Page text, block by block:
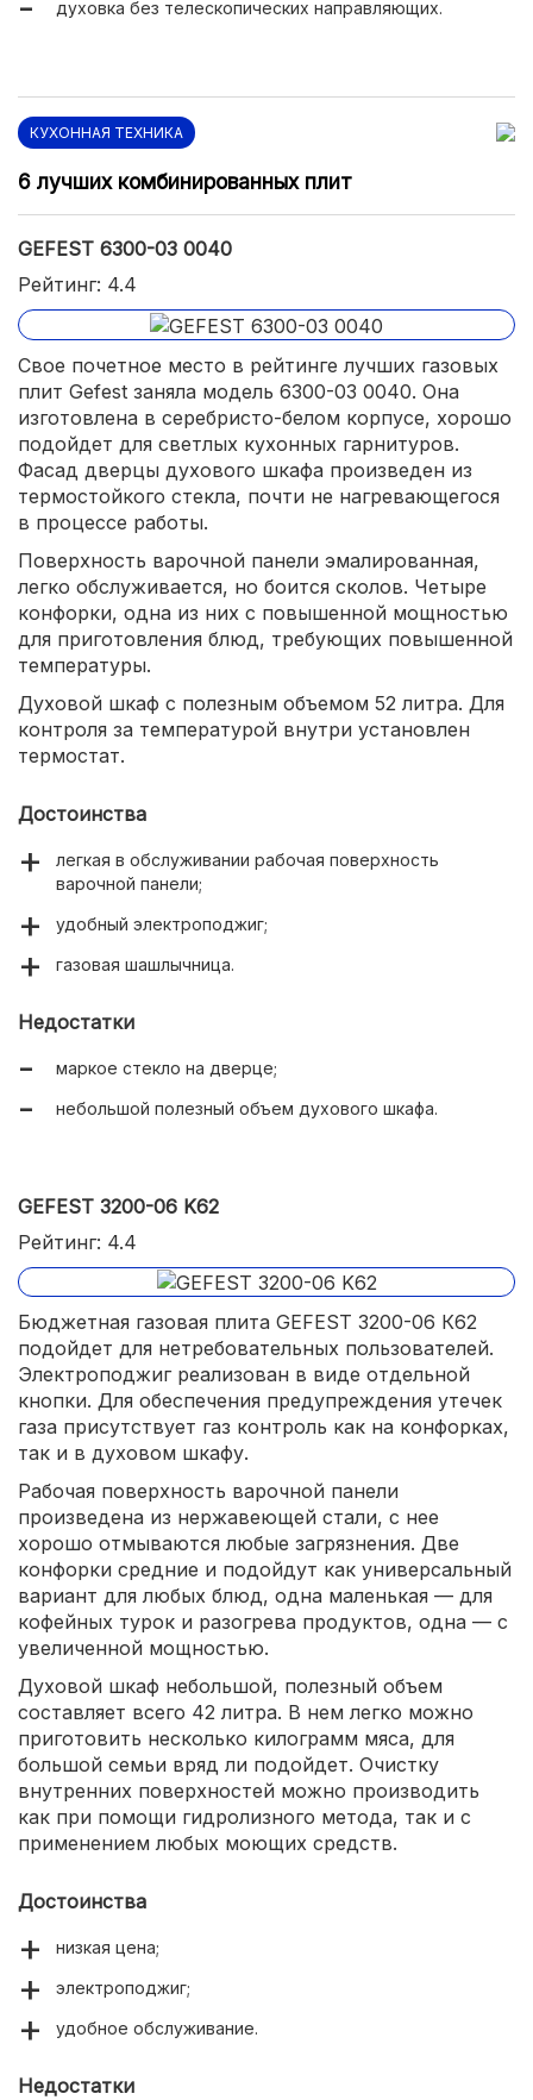
духовка без телескопических направляющих.
КУХОННАЯ ТЕХНИКА
6 лучших комбинированных плит
GEFEST 6300-03 0040
Рейтинг: 4.4
Свое почетное место в рейтинге лучших газовых
плит Gefest заняла модель 6300-03 0040. Она
изготовлена в серебристо-белом корпусе, хорошо
подойдет для светлых кухонных гарнитуров.
Фасад дверцы духового шкафа произведен из
термостойкого стекла, почти не нагревающегося
в процессе работы.
Поверхность варочной панели эмалированная,
легко обслуживается, но боится сколов. Четыре
конфорки, одна из них с повышенной мощностью
для приготовления блюд, требующих повышенной
температуры.
Духовой шкаф с полезным объемом 52 литра. Для
контроля за температурой внутри установлен
термостат.
Достоинства
легкая в обслуживании рабочая поверхность
варочной панели;
удобный электроподжиг;
газовая шашлычница.
Недостатки
маркое стекло на дверце;
небольшой полезный объем духового шкафа.
GEFEST 3200-06 K62
Рейтинг: 4.4
Бюджетная газовая плита GEFEST 3200-06 К62
подойдет для нетребовательных пользователей.
Электроподжиг реализован в виде отдельной
кнопки. Для обеспечения предупреждения утечек
газа присутствует газ контроль как на конфорках,
так и в духовом шкафу.
Рабочая поверхность варочной панели
произведена из нержавеющей стали, с нее
хорошо отмываются любые загрязнения. Две
конфорки средние и подойдут как универсальный
вариант для любых блюд, одна маленькая — для
кофейных турок и разогрева продуктов, одна — с
увеличенной мощностью.
Духовой шкаф небольшой, полезный объем
составляет всего 42 литра. В нем легко можно
приготовить несколько килограмм мяса, для
большой семьи вряд ли подойдет. Очистку
внутренних поверхностей можно производить
как при помощи гидролизного метода, так и с
применением любых моющих средств.
Достоинства
низкая цена;
электроподжиг;
удобное обслуживание.
Недостатки